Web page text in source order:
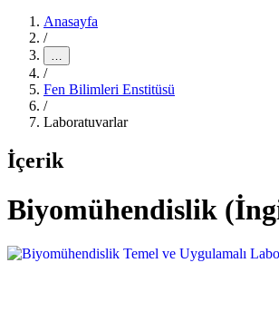
Anasayfa
/
…
/
Fen Bilimleri Enstitüsü
/
Laboratuvarlar
İçerik
Biyomühendislik